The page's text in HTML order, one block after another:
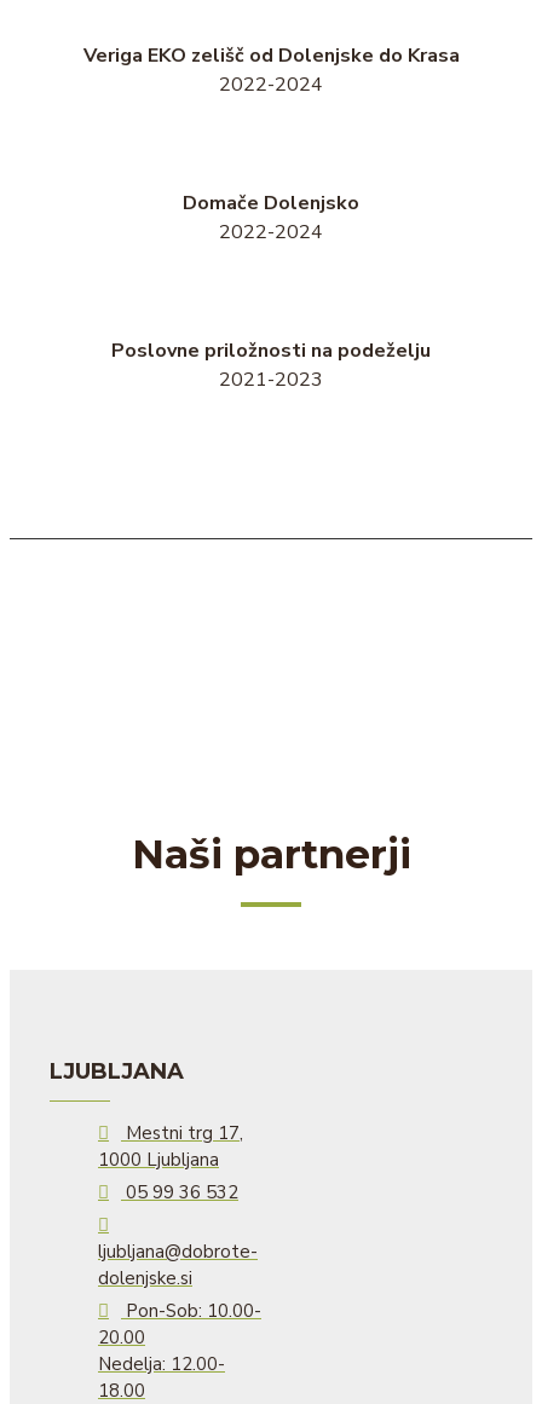
Veriga EKO zelišč od Dolenjske do Krasa
2022-2024
Domače Dolenjsko
2022-2024
Poslovne priložnosti na podeželju
2021-2023
Naši partnerji
LJUBLJANA
Mestni trg 17,
1000 Ljubljana
05 99 36 532
ljubljana@dobrote-
dolenjske.si
Pon-Sob: 10.00-
20.00
Nedelja: 12.00-
18.00